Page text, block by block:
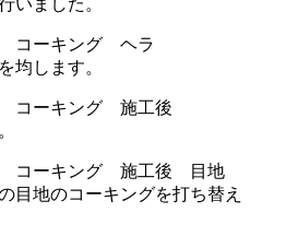
いました。
均します。
目地のコーキングを打ち替え